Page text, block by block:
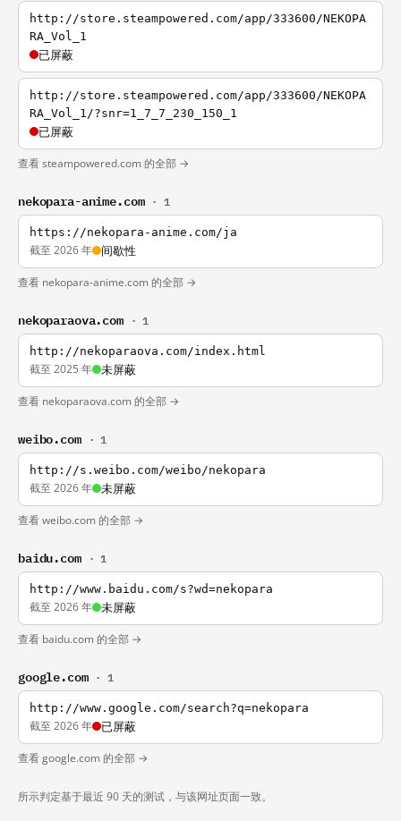
http://store.steampowered.com/app/333600/NEKOPA
RA_Vol_1
已屏蔽
http://store.steampowered.com/app/333600/NEKOPA
RA_Vol_1/?snr=1_7_7_230_150_1
已屏蔽
查看 steampowered.com 的全部 →
nekopara-anime.com · 1
https://nekopara-anime.com/ja
截至 2026 年 间歇性
查看 nekopara-anime.com 的全部 →
nekoparaova.com · 1
http://nekoparaova.com/index.html
截至 2025 年 未屏蔽
查看 nekoparaova.com 的全部 →
weibo.com · 1
http://s.weibo.com/weibo/nekopara
截至 2026 年 未屏蔽
查看 weibo.com 的全部 →
baidu.com · 1
http://www.baidu.com/s?wd=nekopara
截至 2026 年 未屏蔽
查看 baidu.com 的全部 →
google.com · 1
http://www.google.com/search?q=nekopara
截至 2026 年 已屏蔽
查看 google.com 的全部 →
所示判定基于最近 90 天的测试，与该网址页面一致。